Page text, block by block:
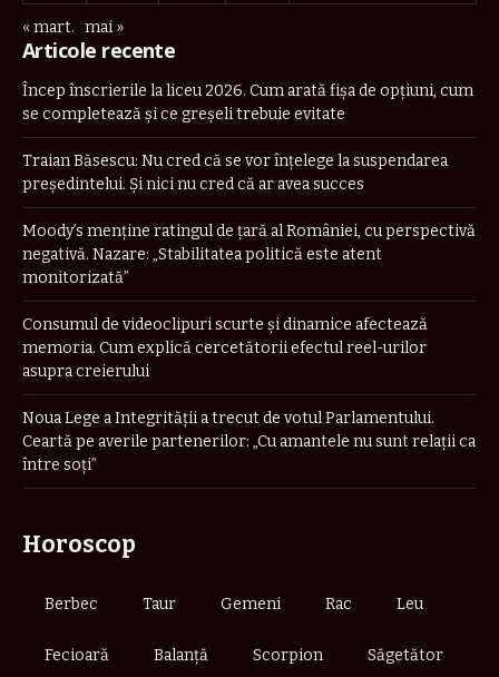
« mart. mai »
Articole recente
Încep înscrierile la liceu 2026. Cum arată fișa de opțiuni, cum
se completează și ce greșeli trebuie evitate
Traian Băsescu: Nu cred că se vor înţelege la suspendarea
preşedintelui. Şi nici nu cred că ar avea succes
Moody’s menține ratingul de țară al României, cu perspectivă
negativă. Nazare: „Stabilitatea politică este atent
monitorizată”
Consumul de videoclipuri scurte și dinamice afectează
memoria. Cum explică cercetătorii efectul reel-urilor
asupra creierului
Noua Lege a Integrității a trecut de votul Parlamentului.
Ceartă pe averile partenerilor: „Cu amantele nu sunt relații ca
între soți”
Horoscop
Berbec Taur Gemeni Rac Leu
Fecioară Balanță Scorpion Săgetător